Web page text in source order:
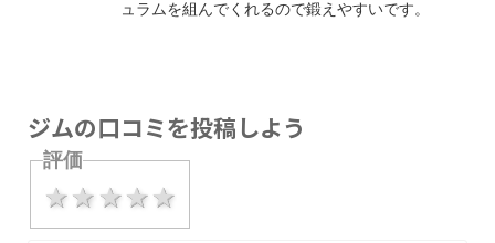
ュラムを組んでくれるので鍛えやすいです。
ジムの口コミを投稿しよう
評価
4 stars
3 stars
2 stars
1 star